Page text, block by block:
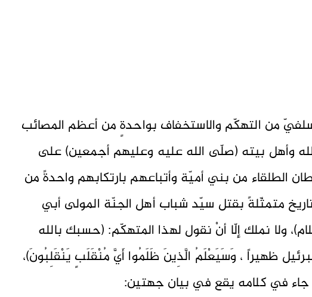
من التهكّم والاستخفاف بواحدةٍ من أعظم المصائب
وأهل بيته (صلّى الله عليه وعليهم أجمعين) على
الطلقاء من بني أميّة وأتباعهم بارتكابهم واحدةً من
متمثّلةً بقتل سيّد شباب أهل الجنّة المولى أبي
ولا نملك إلّا أنْ نقول لهذا المتهكّم: (حسبك بالله
ظهيراً ، وَسَيَعْلَمُ الَّذِينَ ظَلَمُوا أَيَّ مُنْقَلَبٍ يَنْقَلِبُونَ)،
جاء في كلامه يقع في بيان جهتين: